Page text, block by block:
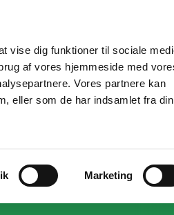
vise dig funktioner til sociale
af vores hjemmeside med
Vores partnere kan
eller som de har indsamlet fra
Marketing
og AMU-uddannelser
område og social- og